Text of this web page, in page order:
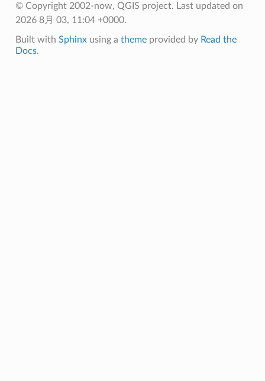
© Copyright 2002-now, QGIS project. Last updated on
2026 8月 03, 11:04 +0000.
Built with Sphinxusing a themeprovided by Read the
Docs.